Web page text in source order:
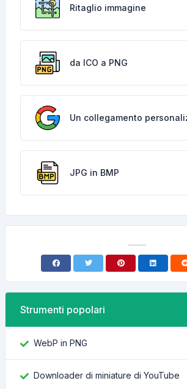
Ritaglio immagine
da ICO a PNG
Un collegamento
JPG in BMP
Strumenti popolari
WebP in PNG
Downloader di miniature di YouTube